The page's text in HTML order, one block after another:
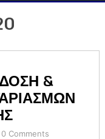
&
0 Comments